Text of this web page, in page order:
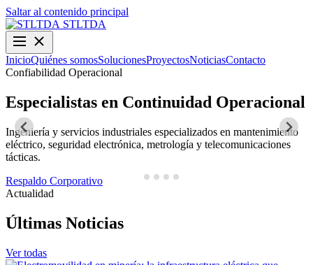
Saltar al contenido principal
STLTDA
InicioQuiénes somosSolucionesProyectosNoticiasContacto
Confiabilidad Operacional
Especialistas en Continuidad Operacional
Ingeniería y servicios industriales especializados en mantenimiento
eléctrico, seguridad electrónica, metrología y telecomunicaciones
tácticas.
Respaldo Corporativo
Actualidad
Últimas Noticias
Ver todas